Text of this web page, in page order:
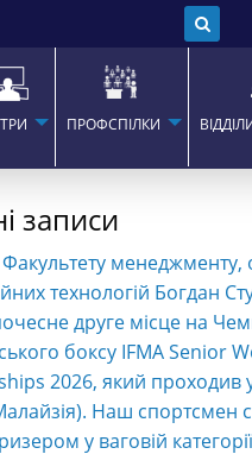
ПРОФСПІЛКИ
записи
менеджменту,
технологій Богдан
друге місце на
боксу IFMA Senior
2026, який проходив
Наш спортсмен
у ваговій